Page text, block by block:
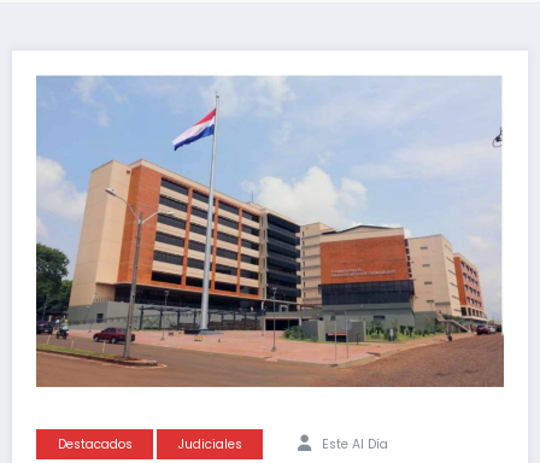
Destacados Judiciales Este Al Día